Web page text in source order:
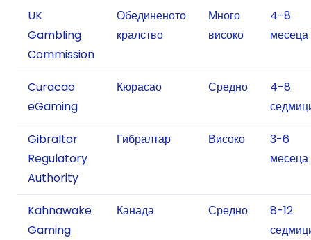
UK
Gambling
Commission
Обединеното
кралство
Много
високо
4-8
месеца
Curacao
eGaming
Кюрасао Средно
4-8
Gibraltar
Regulatory
Authority
Гибралтар Високо
3-6
месеца
Kahnawake
Gaming
Канада Средно
8-12